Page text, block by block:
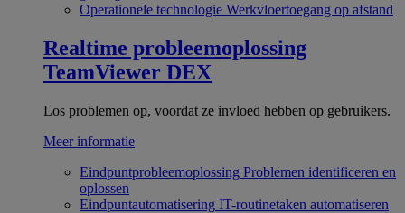
Operationele technologie Werkvloertoegang op afstand
Realtime probleemoplossing
TeamViewer DEX
Los problemen op, voordat ze invloed hebben op gebruikers.
Meer informatie
Eindpuntprobleemoplossing Problemen identificeren en
oplossen
Eindpuntautomatisering IT-routinetaken automatiseren